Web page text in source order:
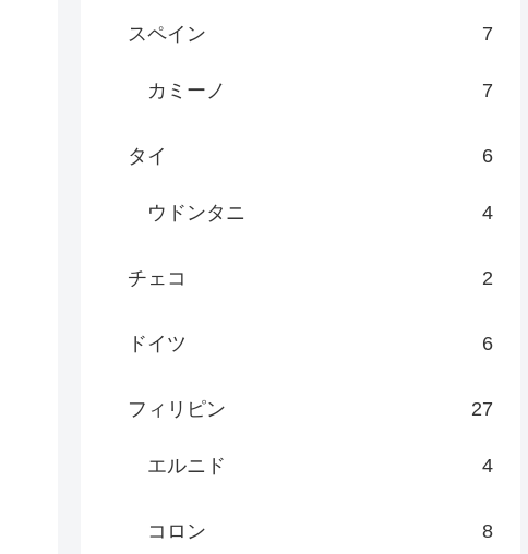
スペイン 7
カミーノ 7
タイ 6
ウドンタニ 4
チェコ 2
ドイツ 6
フィリピン 27
エルニド 4
コロン 8